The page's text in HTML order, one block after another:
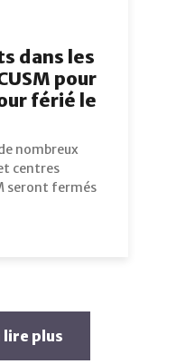
dans les
pour
férié le
nombreux
centres
seront fermés
lire plus